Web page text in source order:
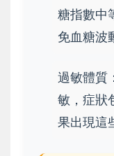
糖指數中
免血糖波
過敏體質
敏，症狀
果出現這